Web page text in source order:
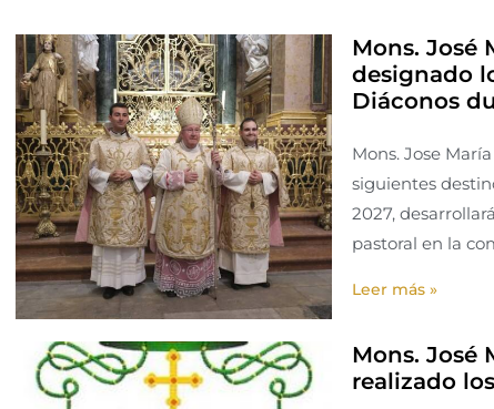
Mons. José
designado
Diáconos
Mons. Jose
siguientes
2027,
pastoral en la
Leer más »
Mons. José
realizado